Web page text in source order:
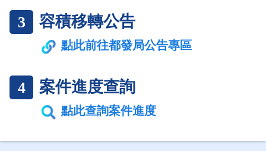
3 容積移轉公告
點此前往都發局公告專區
4 案件進度查詢
點此查詢案件進度